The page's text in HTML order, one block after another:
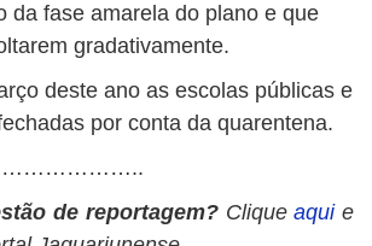
da fase amarela do plano e que
gradativamente.
deste ano as escolas públicas e
por conta da quarentena.
de reportagem? Clique aqui e